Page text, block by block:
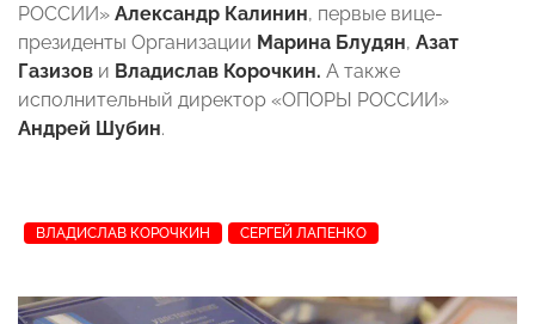
РОССИИ» Александр Калинин, первые вице-
президенты Организации Марина Блудян, Азат
Газизов и Владислав Корочкин. А также
исполнительный директор «ОПОРЫ РОССИИ»
Андрей Шубин.
ВЛАДИСЛАВ КОРОЧКИН СЕРГЕЙ ЛАПЕНКО